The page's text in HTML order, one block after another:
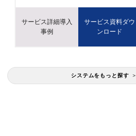
サービス詳細導入
事例
サービス資料ダウ
ンロード
システムをもっと探す >